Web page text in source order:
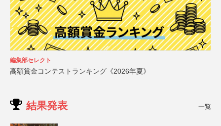
編集部セレクト
高額賞金コンテストランキング《2026年夏》
結果発表 一覧